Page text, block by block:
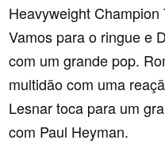
Heavyweight
Vamos para o ringue e
com um grande pop.
multidão com uma
Lesnar toca para um
com Paul Heyman.